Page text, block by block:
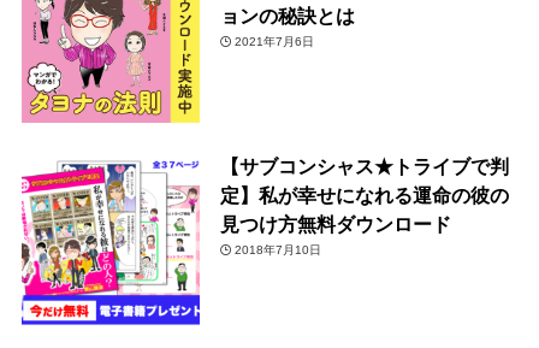
ョンの秘訣とは
2021年7月6日
【サブコンシャス★トライブで判
定】私が幸せになれる運命の彼の
見つけ方無料ダウンロード
2018年7月10日